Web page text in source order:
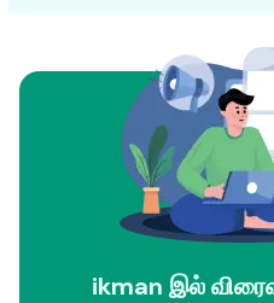
ikman இல்